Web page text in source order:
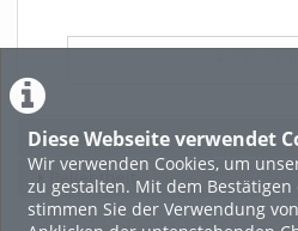
Diese Webseite verwendet
Wir verwenden Cookies, um
zu gestalten. Mit dem
stimmen Sie der Verwendung
Featured
Beliebtheit